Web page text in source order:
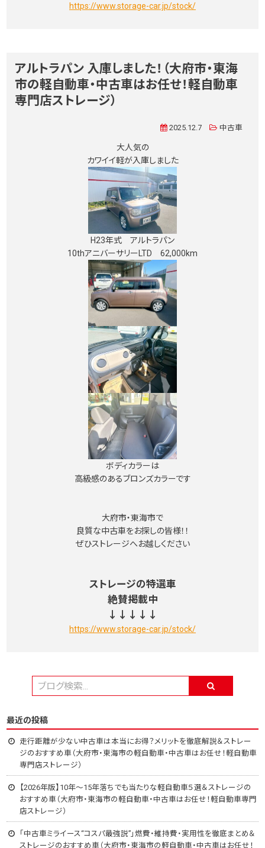
https://www.storage-car.jp/stock/
アルトラパン 入庫しました！（大府市・東海
市の軽自動車・中古車はお任せ！軽自動車
専門店ストレージ）
2025.12.7 中古車
大人気の
カワイイ軽が入庫しました
H23年式 アルトラパン
10thアニバーサリーLTD 62,000km
ボディカラーは
高級感のあるブロンズカラーです
大府市・東海市で
良質な中古車をお探しの皆様！！
ぜひストレージへお越しください
ストレージの特選車
絶賛掲載中
↓↓↓↓↓
https://www.storage-car.jp/stock/
最近の投稿
走行距離が少ない中古車は本当にお得？メリットを徹底解説＆ストレー
ジのおすすめ車（大府市・東海市の軽自動車・中古車はお任せ！軽自動車
専門店ストレージ）
【2026年版】10年～15年落ちでも当たりな軽自動車５選＆ストレージの
おすすめ車（大府市・東海市の軽自動車・中古車はお任せ！軽自動車専門
店ストレージ）
「中古車ミライース“コスパ最強説”」燃費・維持費・実用性を徹底まとめ＆
ストレージのおすすめ車（大府市・東海市の軽自動車・中古車はお任せ！